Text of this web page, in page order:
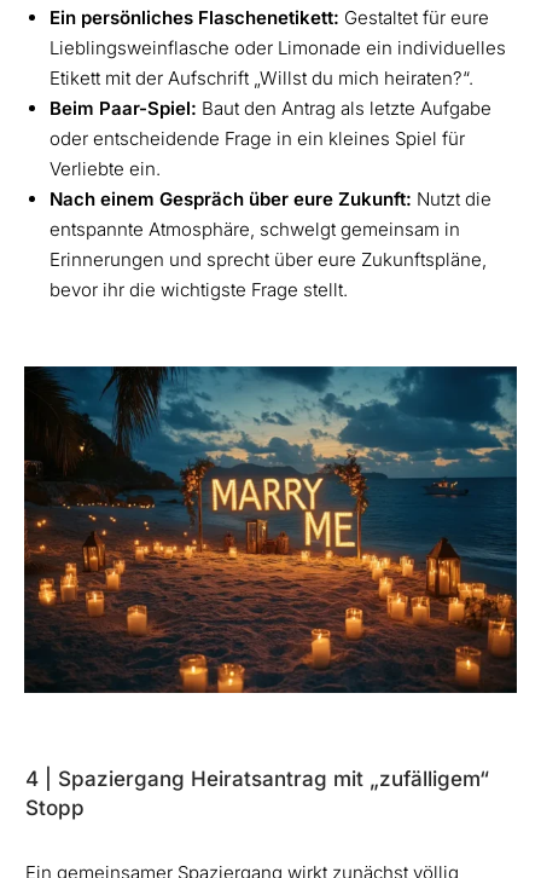
Ein persönliches Flaschenetikett: Gestaltet für eure
Lieblingsweinflasche oder Limonade ein individuelles
Etikett mit der Aufschrift „Willst du mich heiraten?“.
Beim Paar-Spiel: Baut den Antrag als letzte Aufgabe
oder entscheidende Frage in ein kleines Spiel für
Verliebte ein.
Nach einem Gespräch über eure Zukunft: Nutzt die
entspannte Atmosphäre, schwelgt gemeinsam in
Erinnerungen und sprecht über eure Zukunftspläne,
bevor ihr die wichtigste Frage stellt.
4 | Spaziergang Heiratsantrag mit „zufälligem“
Stopp
Ein gemeinsamer Spaziergang wirkt zunächst völlig